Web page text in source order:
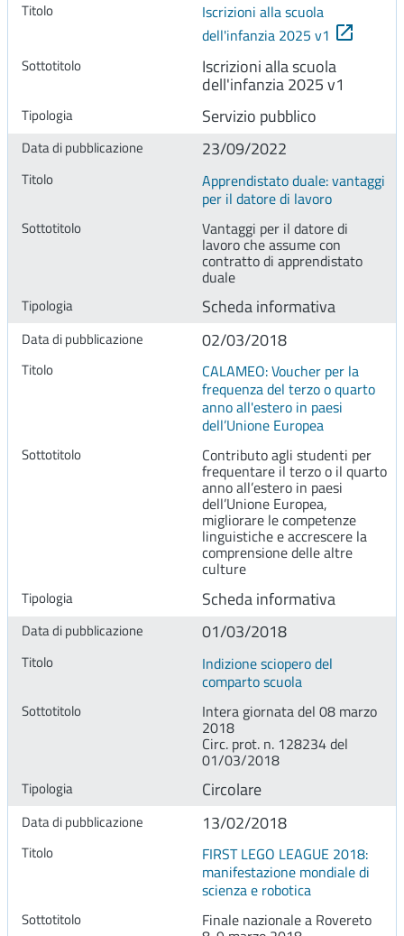
Iscrizioni alla scuola
dell'infanzia 2025 v1
Iscrizioni alla scuola
dell'infanzia 2025 v1
Servizio pubblico
23/09/2022
Apprendistato duale: vantaggi
per il datore di lavoro
Vantaggi per il datore di
lavoro che assume con
contratto di apprendistato
duale
Scheda informativa
02/03/2018
CALAMEO: Voucher per la
frequenza del terzo o quarto
anno all'estero in paesi
dell’Unione Europea
Contributo agli studenti per
frequentare il terzo o il quarto
anno all’estero in paesi
dell’Unione Europea,
migliorare le competenze
linguistiche e accrescere la
comprensione delle altre
culture
Scheda informativa
01/03/2018
Indizione sciopero del
comparto scuola
Intera giornata del 08 marzo
2018
Circ. prot. n. 128234 del
01/03/2018
Circolare
13/02/2018
FIRST LEGO LEAGUE 2018:
manifestazione mondiale di
scienza e robotica
Finale nazionale a Rovereto